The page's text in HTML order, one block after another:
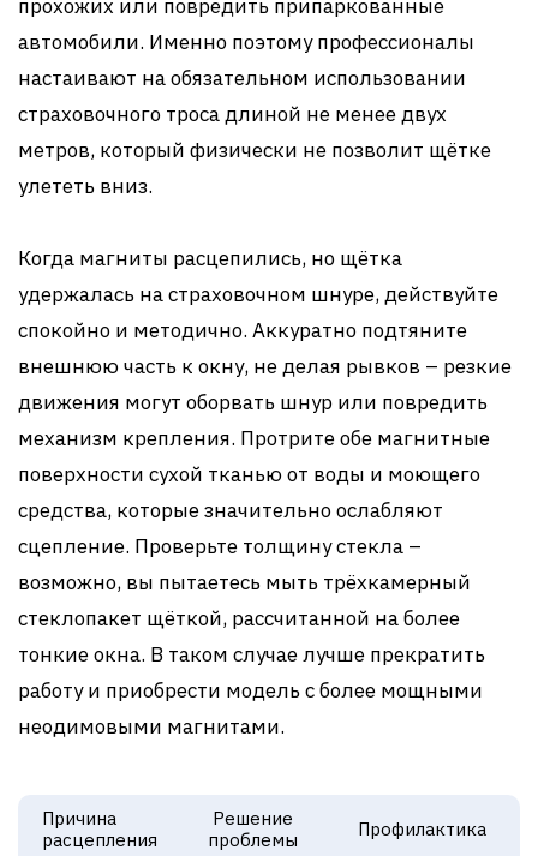
прохожих или повредить припаркованные
автомобили. Именно поэтому профессионалы
настаивают на обязательном использовании
страховочного троса длиной не менее двух
метров, который физически не позволит щётке
улететь вниз.
Когда магниты расцепились, но щётка
удержалась на страховочном шнуре, действуйте
спокойно и методично. Аккуратно подтяните
внешнюю часть к окну, не делая рывков – резкие
движения могут оборвать шнур или повредить
механизм крепления. Протрите обе магнитные
поверхности сухой тканью от воды и моющего
средства, которые значительно ослабляют
сцепление. Проверьте толщину стекла –
возможно, вы пытаетесь мыть трёхкамерный
стеклопакет щёткой, рассчитанной на более
тонкие окна. В таком случае лучше прекратить
работу и приобрести модель с более мощными
неодимовыми магнитами.
Причина
расцепления
Решение
проблемы
Профилактика